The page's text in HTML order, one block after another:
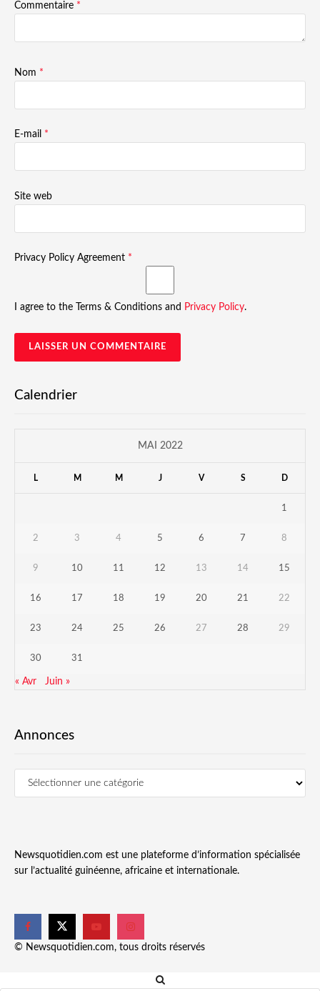
Commentaire *
Nom *
E-mail *
Site web
Privacy Policy Agreement *
I agree to the Terms & Conditions and Privacy Policy.
Calendrier
MAI 2022
L M M J V S D
1
2 3 4 5 6 7 8
9 10 11 12 13 14 15
16 17 18 19 20 21 22
23 24 25 26 27 28 29
30 31
« Avr Juin »
Annonces
Newsquotidien.com est une plateforme d’information spécialisée
sur l’actualité guinéenne, africaine et internationale.
© Newsquotidien.com, tous droits réservés